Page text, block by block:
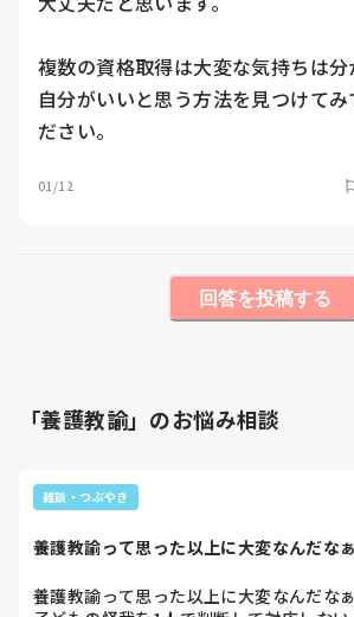
複数の資格取得は大変な気持ちは分
自分がいいと思う方法を見つけてみ
ださい。
01/12
回答を投稿する
「養護教諭」のお悩み相談
雑談・つぶやき
養護教諭って思った以上に大変なんだな
養護教諭って思った以上に大変なんだな